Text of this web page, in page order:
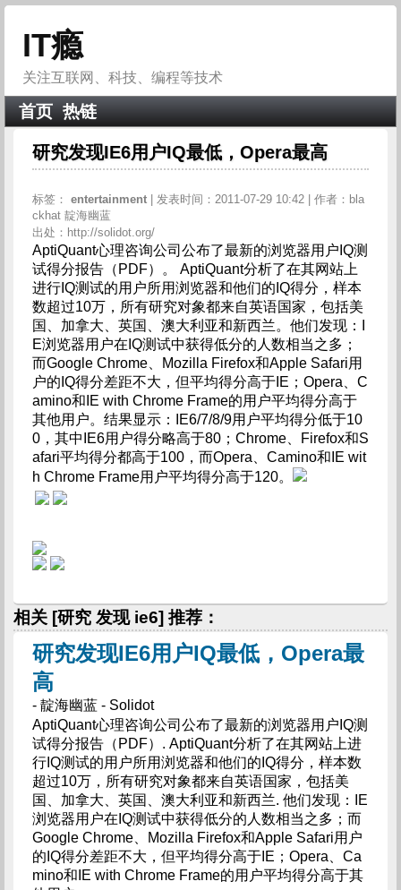
IT瘾
关注互联网、科技、编程等技术
首页 热链
研究发现IE6用户IQ最低，Opera最高
标签： entertainment
| 发表时间：2011-07-29 10:42 | 作者：bla
ckhat 靛海幽蓝
出处：http://solidot.org/
AptiQuant心理咨询公司公布了最新的浏览器用户IQ测
试得分报告（PDF）。 AptiQuant分析了在其网站上
进行IQ测试的用户所用浏览器和他们的IQ得分，样本
数超过10万，所有研究对象都来自英语国家，包括美
国、加拿大、英国、澳大利亚和新西兰。他们发现：I
E浏览器用户在IQ测试中获得低分的人数相当之多；
而Google Chrome、Mozilla Firefox和Apple Safari用
户的IQ得分差距不大，但平均得分高于IE；Opera、C
amino和IE with Chrome Frame的用户平均得分高于
其他用户。结果显示：IE6/7/8/9用户平均得分低于10
0，其中IE6用户得分略高于80；Chrome、Firefox和S
afari平均得分都高于100，而Opera、Camino和IE wit
h Chrome Frame用户平均得分高于120。
相关 [研究 发现 ie6] 推荐：
研究发现IE6用户IQ最低，Opera最
高
- 靛海幽蓝 - Solidot
AptiQuant心理咨询公司公布了最新的浏览器用户IQ测
试得分报告（PDF）. AptiQuant分析了在其网站上进
行IQ测试的用户所用浏览器和他们的IQ得分，样本数
超过10万，所有研究对象都来自英语国家，包括美
国、加拿大、英国、澳大利亚和新西兰. 他们发现：IE
浏览器用户在IQ测试中获得低分的人数相当之多；而
Google Chrome、Mozilla Firefox和Apple Safari用户
的IQ得分差距不大，但平均得分高于IE；Opera、Ca
mino和IE with Chrome Frame的用户平均得分高于其